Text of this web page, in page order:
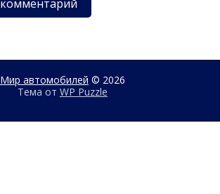
Мир автомобилей © 2026
Тема от WP Puzzle